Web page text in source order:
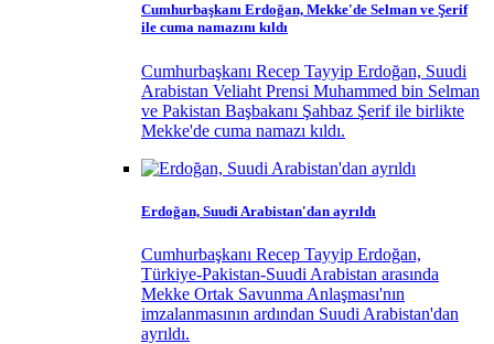
Cumhurbaşkanı Erdoğan, Mekke'de Selman ve Şerif
ile cuma namazını kıldı
Cumhurbaşkanı Recep Tayyip Erdoğan, Suudi
Arabistan Veliaht Prensi Muhammed bin Selman
ve Pakistan Başbakanı Şahbaz Şerif ile birlikte
Mekke'de cuma namazı kıldı.
Erdoğan, Suudi Arabistan'dan ayrıldı
Cumhurbaşkanı Recep Tayyip Erdoğan,
Türkiye-Pakistan-Suudi Arabistan arasında
Mekke Ortak Savunma Anlaşması'nın
imzalanmasının ardından Suudi Arabistan'dan
ayrıldı.